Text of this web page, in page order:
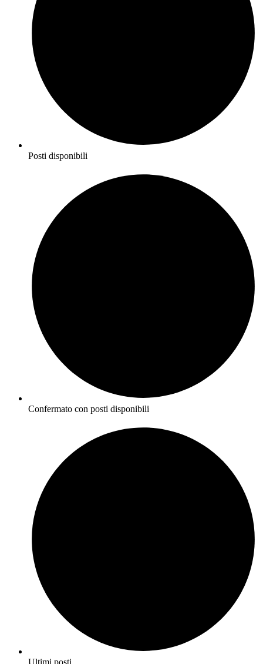
Posti disponibili
Confermato con posti disponibili
Ultimi posti